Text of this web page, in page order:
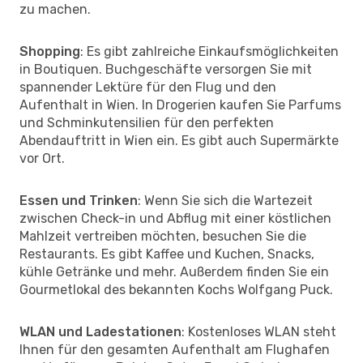
zu machen.
Shopping: Es gibt zahlreiche Einkaufsmöglichkeiten
in Boutiquen. Buchgeschäfte versorgen Sie mit
spannender Lektüre für den Flug und den
Aufenthalt in Wien. In Drogerien kaufen Sie Parfums
und Schminkutensilien für den perfekten
Abendauftritt in Wien ein. Es gibt auch Supermärkte
vor Ort.
Essen und Trinken: Wenn Sie sich die Wartezeit
zwischen Check-in und Abflug mit einer köstlichen
Mahlzeit vertreiben möchten, besuchen Sie die
Restaurants. Es gibt Kaffee und Kuchen, Snacks,
kühle Getränke und mehr. Außerdem finden Sie ein
Gourmetlokal des bekannten Kochs Wolfgang Puck.
WLAN und Ladestationen: Kostenloses WLAN steht
Ihnen für den gesamten Aufenthalt am Flughafen